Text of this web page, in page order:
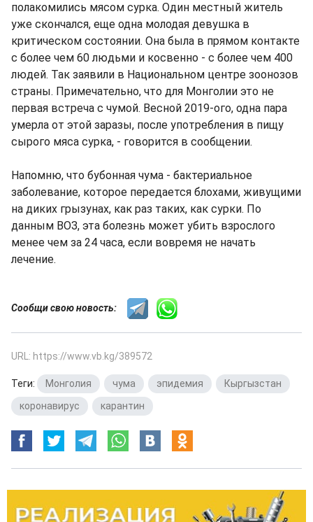
полакомились мясом сурка. Один местный житель
уже скончался, еще одна молодая девушка в
критическом состоянии. Она была в прямом контакте
с более чем 60 людьми и косвенно - с более чем 400
людей. Так заявили в Национальном центре зоонозов
страны. Примечательно, что для Монголии это не
первая встреча с чумой. Весной 2019-ого, одна пара
умерла от этой заразы, после употребления в пищу
сырого мяса сурка, - говорится в сообщении.
Напомню, что бубонная чума - бактериальное
заболевание, которое передается блохами, живущими
на диких грызунах, как раз таких, как сурки. По
данным ВОЗ, эта болезнь может убить взрослого
менее чем за 24 часа, если вовремя не начать
лечение.
Сообщи свою новость:
URL: https://www.vb.kg/389572
Теги: Монголия чума эпидемия Кыргызстан
коронавирус
карантин